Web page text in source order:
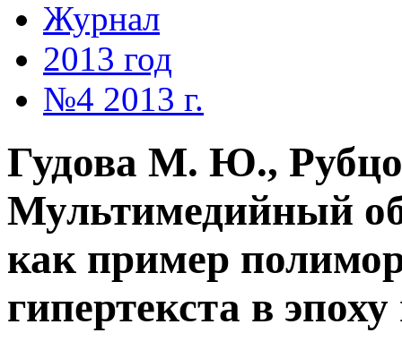
Журнал
2013 год
№4 2013 г.
Гудова М. Ю.,
Мультимедийный
как пример
гипертекста в